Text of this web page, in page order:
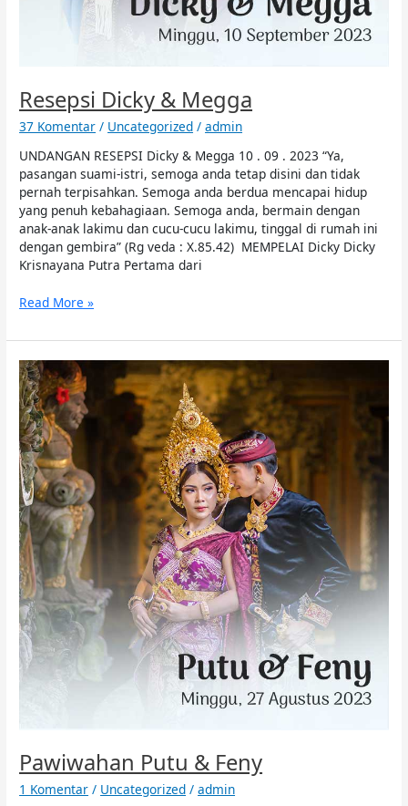
Resepsi Dicky & Megga
37 Komentar / Uncategorized /admin
UNDANGAN RESEPSI Dicky & Megga 10 . 09 . 2023 “Ya,
pasangan suami-istri, semoga anda tetap disini dan tidak
pernah terpisahkan. Semoga anda berdua mencapai hidup
yang penuh kebahagiaan. Semoga anda, bermain dengan
anak-anak lakimu dan cucu-cucu lakimu, tinggal di rumah ini
dengan gembira” (Rg veda : X.85.42) MEMPELAI Dicky Dicky
Krisnayana Putra Pertama dari
Read More »
Pawiwahan Putu & Feny
1 Komentar / Uncategorized /admin
Pawiwahan
Putu
&
Feny